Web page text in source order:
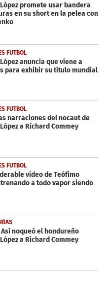
promete usar bandera
en su short en la pelea con
FUTBOL
anuncia que viene a
para exhibir su título mundial
FUTBOL
narraciones del nocaut de
a Richard Commey
FUTBOL
video de Teófimo
a todo vapor siendo
Así noqueó el hondureño
a Richard Commey